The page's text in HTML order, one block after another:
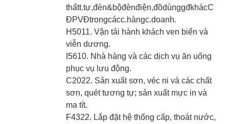
thấtt.tự,đèn&bộđènđiện,đồdùnggđkhácC
ĐPVĐtrongcácc.hàngc.doanh.
H5011. Vận tải hành khách ven biển và
viễn dương.
I5610. Nhà hàng và các dịch vụ ăn uống
phục vụ lưu động.
C2022. Sản xuất sơn, véc ni và các chất
sơn, quét tương tự; sản xuất mực in và
ma tít.
F4322. Lắp đặt hệ thống cấp, thoát nước,